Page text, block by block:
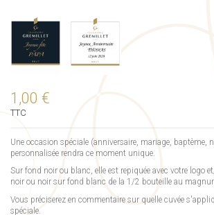
1,00 €
TTC
Une occasion spéciale (anniversaire, mariage, baptème,
personnalisée rendra ce moment unique.
Sur fond noir ou blanc, elle est repiquée avec votre logo
noir ou noir sur fond blanc de la 1/2 bouteille au
Vous préciserez en commentaire sur quelle cuvée
spéciale.